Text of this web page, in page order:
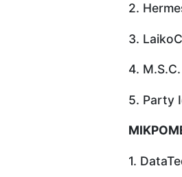
2.
3.
4.
5. Party
1.